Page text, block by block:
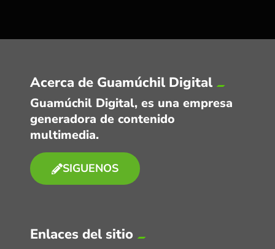
Acerca de Guamúchil Digital
Guamúchil Digital, es una empresa
generadora de contenido
multimedia.
SIGUENOS
Enlaces del sitio